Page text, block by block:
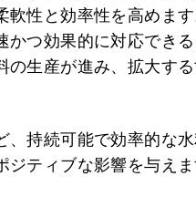
軟性と効率性を高めます
かつ効果的に対応でき
の生産が進み、拡大す
、持続可能で効率的な
ティブな影響を与えま